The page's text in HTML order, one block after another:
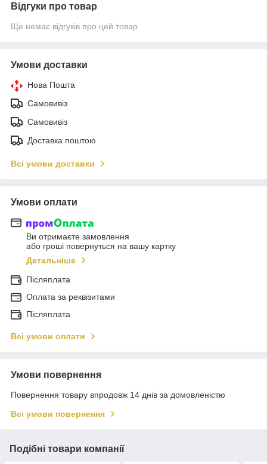
Відгуки про товар
Ще немає відгуків про цей товар
Умови доставки
Нова Пошта
Самовивіз
Самовивіз
Доставка поштою
Всі умови доставки
Умови оплати
Ви отримаєте замовлення
або гроші повернуться на вашу картку
Детальніше
Післяплата
Оплата за реквізитами
Післяплата
Всі умови оплати
Умови повернення
Повернення товару впродовж 14 днів за домовленістю
Всі умови повернення
Подібні товари компанії